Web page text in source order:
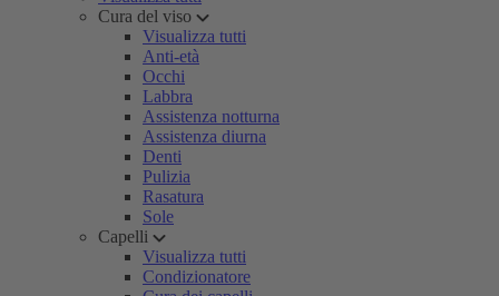
Cura del viso
Visualizza tutti
Anti-età
Occhi
Labbra
Assistenza notturna
Assistenza diurna
Denti
Pulizia
Rasatura
Sole
Capelli
Visualizza tutti
Condizionatore